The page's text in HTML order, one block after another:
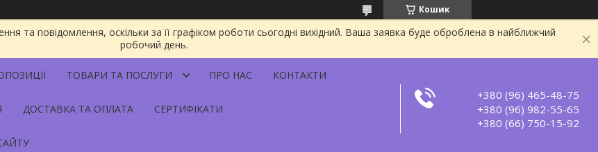
Кошик
та повідомлення, оскільки за її графіком роботи сьогодні вихідний. Ваша заявка буде оброблена в найближчий
робочий день.
ТОВАРИ ТА ПОСЛУГИ ПРО НАС КОНТАКТИ
ДОСТАВКА ТА ОПЛАТА СЕРТИФІКАТИ
+380 (96) 465-48-75
+380 (96) 982-55-65
+380 (66) 750-15-92